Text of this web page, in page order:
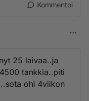
Kommentoi
25 laivaa..ja
tankkia..piti
ohi 4viikon